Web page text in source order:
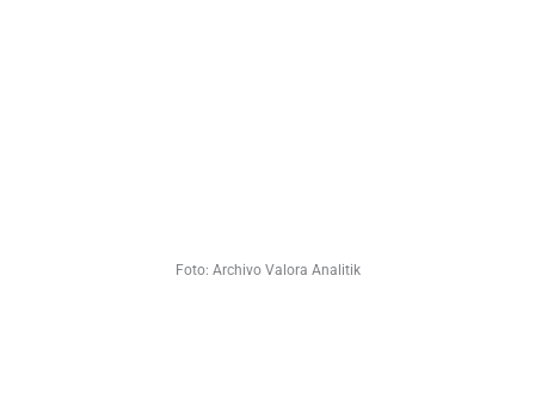
Foto: Archivo Valora Analitik